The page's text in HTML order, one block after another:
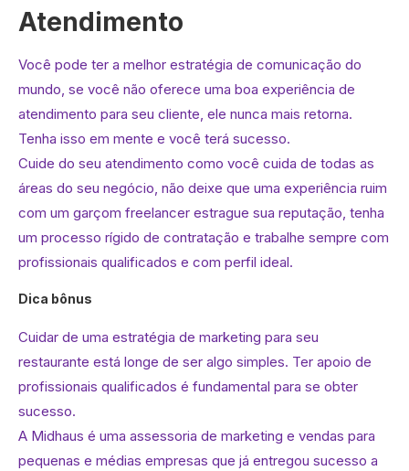
Atendimento
Você pode ter a melhor estratégia de comunicação do
mundo, se você não oferece uma boa experiência de
atendimento para seu cliente, ele nunca mais retorna.
Tenha isso em mente e você terá sucesso.
Cuide do seu atendimento como você cuida de todas as
áreas do seu negócio, não deixe que uma experiência ruim
com um garçom freelancer estrague sua reputação, tenha
um processo rígido de contratação e trabalhe sempre com
profissionais qualificados e com perfil ideal.
Dica bônus
Cuidar de uma estratégia de marketing para seu
restaurante está longe de ser algo simples. Ter apoio de
profissionais qualificados é fundamental para se obter
sucesso.
A Midhaus é uma assessoria de marketing e vendas para
pequenas e médias empresas que já entregou sucesso a